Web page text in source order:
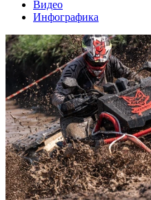
Видео
Инфографика